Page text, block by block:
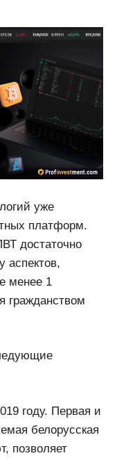
уже
платформ.
достаточно
аспектов,
менее 1
гражданством
году. Первая и
белорусская
позволяет